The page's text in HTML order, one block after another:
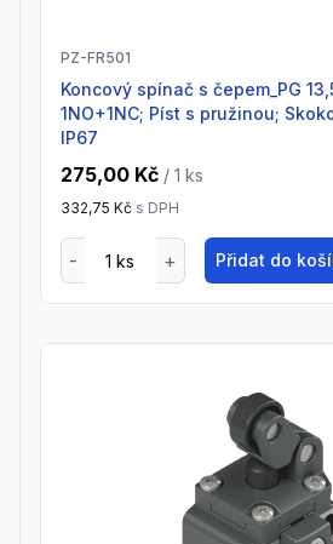
PZ-FR501
Koncový spínač s čepem_PG 13,5; Plast;
1NO+1NC; Píst s pružinou;
IP67
275,00 Kč / 1 ks
332,75 Kč s DPH
Přidat do